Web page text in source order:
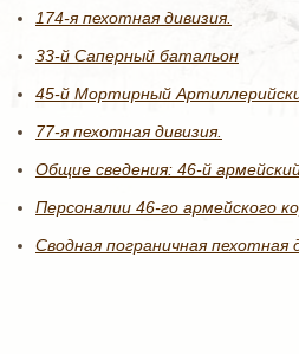
174-я пехотная дивизия.
33-й Саперный батальон
45-й Мортирный
77-я пехотная дивизия.
Общие сведения: 46-й армейский
Персоналии 46-го армейского
Сводная пограничная пехотная